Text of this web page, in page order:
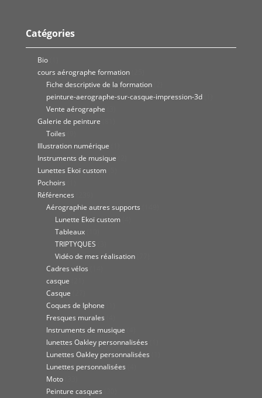
Catégories
Bio
cours aérographe formation
Fiche descriptive de la formation
peinture-aerographe-sur-casque-impression-3d
Vente aérographe
Galerie de peinture
Toiles
Illustration numérique
Instruments de musique
Lunettes Ekoï custom
Pochoirs
Références
Aérographie autres supports
Lunette Ekoï custom
Tableaux
TRIPTYQUES
Vidéo de mes réalisation
Cadres vélos
casque
Casque
Coques de Iphone
Fresques murales
Instruments de musique
lunettes Oakley personnalisées
Lunettes Oakley personnalisées
Lunettes personnalisées
Moto
Peinture casques